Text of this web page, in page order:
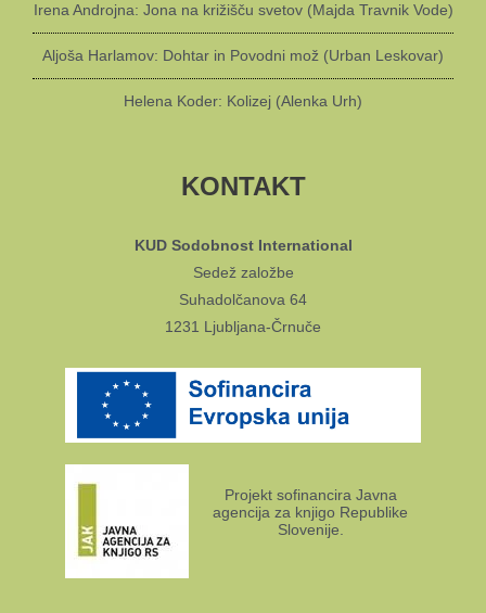
Irena Androjna: Jona na križišču svetov (Majda Travnik Vode)
Aljoša Harlamov: Dohtar in Povodni mož (Urban Leskovar)
Helena Koder: Kolizej (Alenka Urh)
KONTAKT
KUD Sodobnost International
Sedež založbe
Suhadolčanova 64
1231 Ljubljana-Črnuče
Projekt sofinancira Javna
agencija za knjigo Republike
Slovenije.